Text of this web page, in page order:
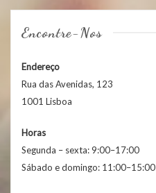
Encontre-Nos
Endereço
Rua das Avenidas, 123
1001 Lisboa
Horas
Segunda – sexta: 9:00–17:00
Sábado e domingo: 11:00–15:00